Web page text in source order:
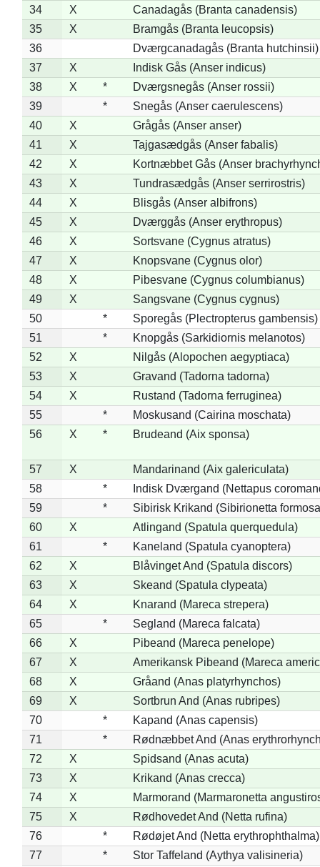
34
X
Canadagås (Branta canadensis)
35
X
Bramgås (Branta leucopsis)
36
Dværgcanadagås (Branta hutchinsii)
37
X
Indisk Gås (Anser indicus)
38
X *
Dværgsnegås (Anser rossii)
39
*
Snegås (Anser caerulescens)
40
X
Grågås (Anser anser)
41
X
Tajgasædgås (Anser fabalis)
42
X
Kortnæbbet Gås (Anser
43
X
Tundrasædgås (Anser serrirostris)
44
X
Blisgås (Anser albifrons)
45
X
Dværggås (Anser erythropus)
46
X
Sortsvane (Cygnus atratus)
47
X
Knopsvane (Cygnus olor)
48
X
Pibesvane (Cygnus columbianus)
49
X
Sangsvane (Cygnus cygnus)
50
*
Sporegås (Plectropterus gambensis)
51
*
Knopgås (Sarkidiornis melanotos)
52
X
Nilgås (Alopochen aegyptiaca)
53
X
Gravand (Tadorna tadorna)
54
X
Rustand (Tadorna ferruginea)
55
*
Moskusand (Cairina moschata)
56
X * Brudeand (Aix sponsa)
57 X
Mandarinand (Aix galericulata)
58
*
Indisk Dværgand (Nettapus
59
*
Sibirisk Krikand (Sibirionetta
60
X
Atlingand (Spatula querquedula)
61
*
Kaneland (Spatula cyanoptera)
62
X
Blåvinget And (Spatula discors)
63
X
Skeand (Spatula clypeata)
64
X
Knarand (Mareca strepera)
65
*
Segland (Mareca falcata)
66
X
Pibeand (Mareca penelope)
67
X
Amerikansk Pibeand (Mareca
68
X
Gråand (Anas platyrhynchos)
69
X
Sortbrun And (Anas rubripes)
70
*
Kapand (Anas capensis)
71
*
Rødnæbbet And (Anas
72
X
Spidsand (Anas acuta)
73
X
Krikand (Anas crecca)
74
X
Marmorand (Marmaronetta
75
X
Rødhovedet And (Netta rufina)
76
*
Rødøjet And (Netta erythrophthalma)
77
*
Stor Taffeland (Aythya valisineria)